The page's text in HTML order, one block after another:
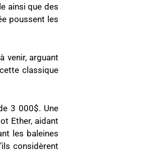
ainsi que des
poussent les
venir, arguant
classique
3 000$. Une
Ether, aidant
les baleines
considèrent